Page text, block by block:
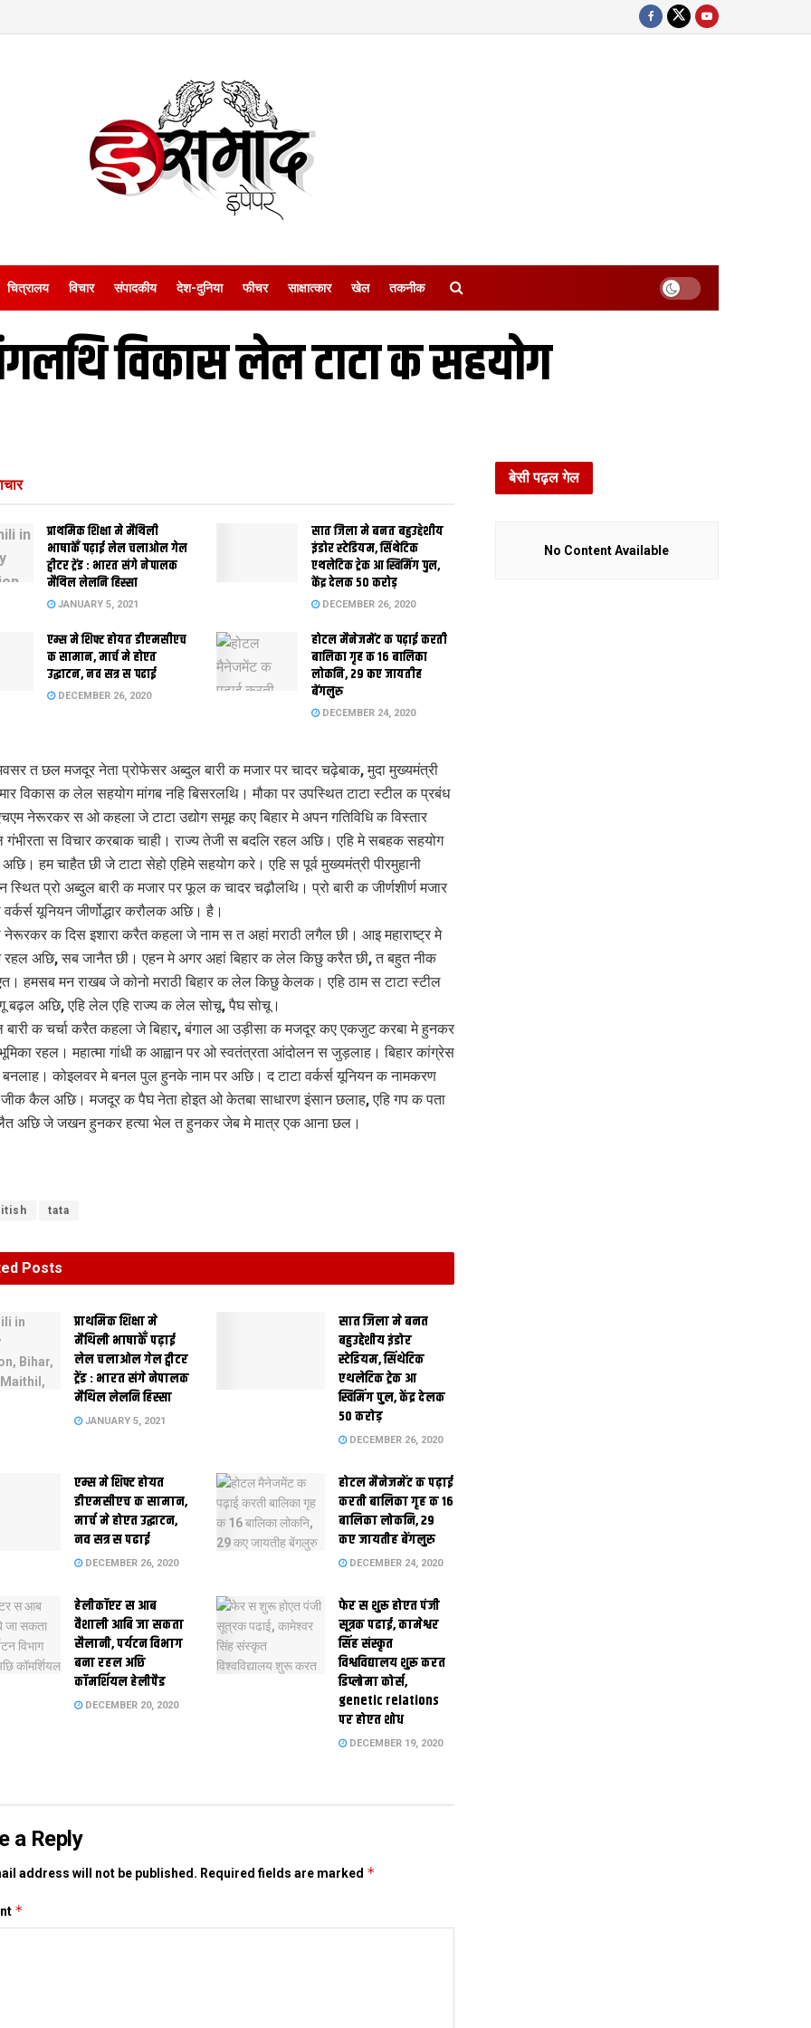
चित्रालय विचार संपादकीय देश-दुनिया फीचर साक्षात्‍कार खेल तकनीक
विकास लेल टाटा क सहयोग
प्राथमिक शि‍क्षा मे मैथि‍ली
भाषाकेँ पढ़ाई लेल चलाओल गेल
ट्वीटर ट्रेंड : भारत संगे नेपालक
मैथिल लेलनि हिस्सा
JANUARY 5, 2021
सात जिला मे बनत बहुउद्देशीय
इंडोर स्‍टेडि‍यम, सिंथेटिक
एथलेटिक ट्रेक आ स्विमिंग पुल,
केंद्र देलक 50 करोड़
DECEMBER 26, 2020
एम्स मे शिफ्ट होयत डीएमसीएच
क सामान, मार्च मे होएत
उद्घाटन, नव सत्र स पढाई
DECEMBER 26, 2020
होटल मैनेजमेंट क पढ़ाई करती
बालिका गृह क 16 बालिका
लोकनि, 29 कए जायतीह
बेंगलुरु
DECEMBER 24, 2020
त छल मजदूर नेता प्रोफेसर अब्दुल बारी क मजार पर चादर चढ़ेबाक, मुदा मुख्यमंत्री
विकास क लेल सहयोग मांगब नहि बिसरलथि। मौका पर उपस्थित टाटा स्टील क प्रबंध
नेरूरकर स ओ कहला जे टाटा उद्योग समूह कए बिहार मे अपन गतिविधि क विस्तार
स विचार करबाक चाही। राज्य तेजी स बदलि रहल अछि। एहि मे सबहक सहयोग
हम चाहैत छी जे टाटा सेहो एहिमे सहयोग करे। एहि स पूर्व मुख्यमंत्री पीरमुहानी
स्थित प्रो अब्दुल बारी क मजार पर फूल क चादर चढ़ौलथि। प्रो बारी क जीर्णशीर्ण मजार
यूनियन जीर्णोद्धार करौलक अछि। है।
नेरूरकर क दिस इशारा करैत कहला जे नाम स त अहां मराठी लगैल छी। आइ महाराष्ट्र मे
अछि, सब जानैत छी। एहन मे अगर अहां बिहार क लेल किछु करैत छी, त बहुत नीक
हमसब मन राखब जे कोनो मराठी बिहार क लेल किछु केलक। एहि ठाम स टाटा स्टील
बढ़ल अछि, एहि लेल एहि राज्य क लेल सोचू, पैघ सोचू।
बारी क चर्चा करैत कहला जे बिहार, बंगाल आ उड़ीसा क मजदूर कए एकजुट करबा मे हुनकर
भूमिका रहल। महात्मा गांधी क आह्वान पर ओ स्वतंत्रता आंदोलन स जुड़लाह। बिहार कांग्रेस
कोइलवर मे बनल पुल हुनके नाम पर अछि। द टाटा वर्कर्स यूनियन क नामकरण
जीक कैल अछि। मजदूर क पैघ नेता होइत ओ केतबा साधारण इंसान छलाह, एहि गप क पता
अछि जे जखन हुनकर हत्या भेल त हुनकर जेब मे मात्र एक आना छल।
tata
Posts
प्राथमिक शि‍क्षा मे
मैथि‍ली भाषाकेँ पढ़ाई
लेल चलाओल गेल ट्वीटर
ट्रेंड : भारत संगे नेपालक
मैथिल लेलनि हिस्सा
JANUARY 5, 2021
सात जिला मे बनत
बहुउद्देशीय इंडोर
स्‍टेडि‍यम, सिंथेटिक
एथलेटिक ट्रेक आ
स्विमिंग पुल, केंद्र देलक
50 करोड़
DECEMBER 26, 2020
एम्स मे शिफ्ट होयत
डीएमसीएच क सामान,
मार्च मे होएत उद्घाटन,
नव सत्र स पढाई
DECEMBER 26, 2020
होटल मैनेजमेंट क पढ़ाई
करती बालिका गृह क 16
बालिका लोकनि, 29
कए जायतीह बेंगलुरु
DECEMBER 24, 2020
हेलीकॉप्टर स आब
वैशाली आबि जा सकता
सैलानी, पर्यटन विभाग
बना रहल अछि
कॉमर्शियल हेलीपैड
DECEMBER 20, 2020
फेर स शुरू होएत पंजी
सूत्रक पढाई, कामेश्वर
सिंह संस्कृत
विश्वविद्यालय शुरू करत
डिप्लोमा कोर्स,
genetic relations
पर होएत शोध
DECEMBER 19, 2020
a Reply
address will not be published. Required fields are marked *
*
बेसी पढ़ल गेल
No Content Available